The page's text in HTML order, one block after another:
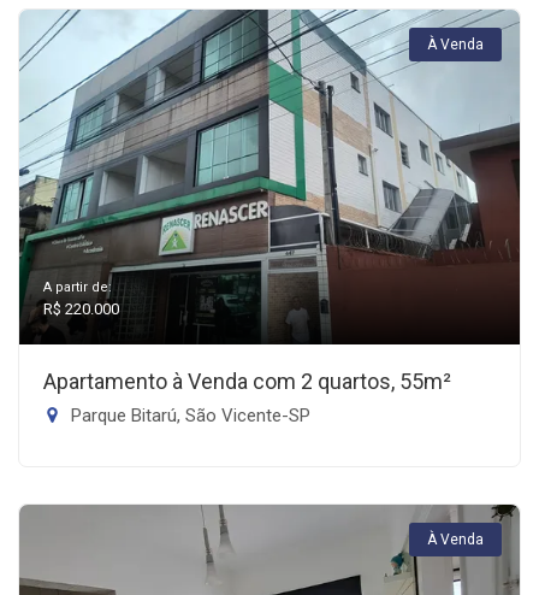
À Venda
A partir de:
R$ 220.000
Apartamento à Venda com 2 quartos, 55m²
Parque Bitarú, São Vicente-SP
À Venda